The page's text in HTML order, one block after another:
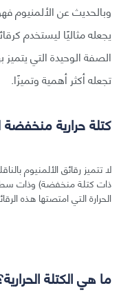
وبالحديث عن الألمنيوم
يجعله مثاليًا ليستخدم
الصفة الوحيدة التي
تجعله أكثر أهمية وتميزًا.
كتلة حرارية منخفضة
لا تتميز رقائق الألمنيوم
ذات كتلة منخفضة) وذات
الحرارة التي امتصتها هذه
ما هي الكتلة